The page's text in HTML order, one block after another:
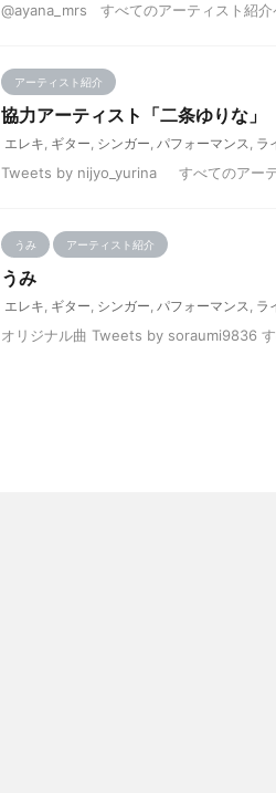
@ayana_mrs すべてのアーティスト紹介
アーティスト紹介
協力アーティスト「二条ゆりな」
エレキ, ギター, シンガー, パフォーマンス, ラ
Tweets by nijyo_yurina すべてのアーテ
うみ アーティスト紹介
うみ
エレキ, ギター, シンガー, パフォーマンス, ラ
オリジナル曲 Tweets by soraumi9836